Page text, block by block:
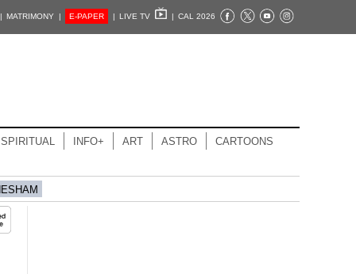
| MATRIMONY | E-PAPER | LIVE TV | CAL 2026
SPIRITUAL INFO+ ART ASTRO CARTOONS